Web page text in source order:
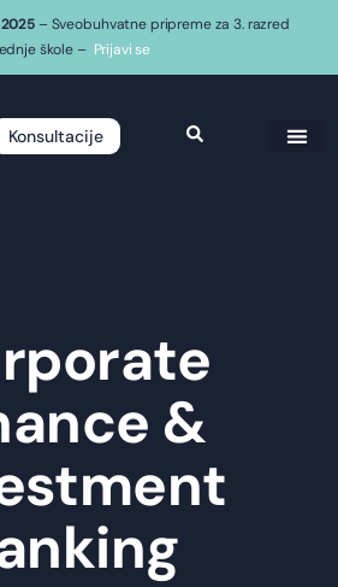
2025 – Sveobuhvatne pripreme za 3. razred
škole – Prijavi se
Konsultacije
&